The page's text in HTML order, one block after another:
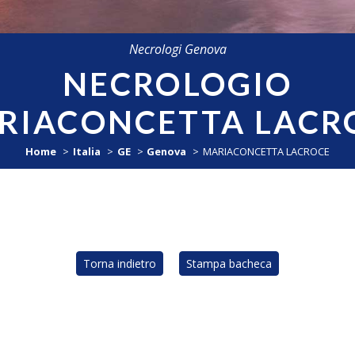
Necrologi Genova
NECROLOGIO
Home Italia GE Genova MARIACONCETTA LACROCE
Torna indietro Stampa bacheca